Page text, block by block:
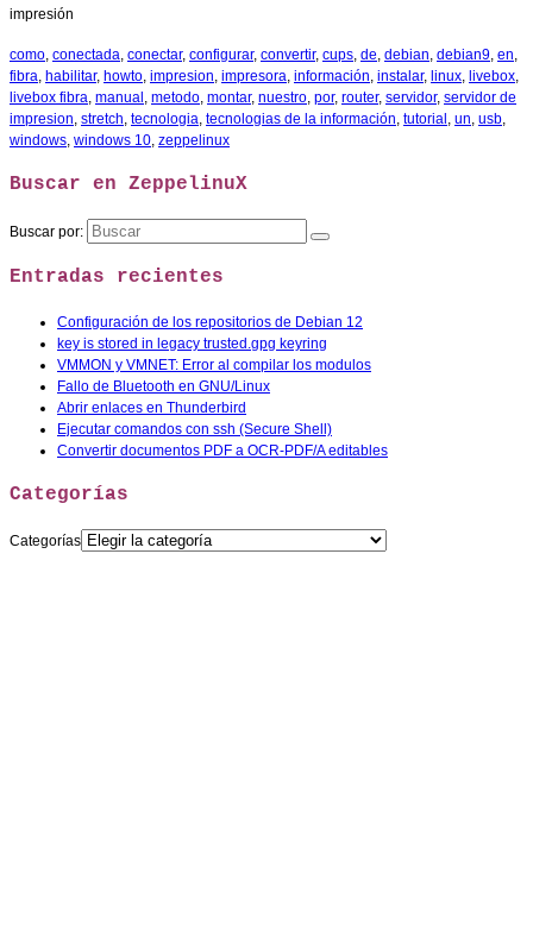
impresión
como, conectada, conectar, configurar, convertir, cups, de, debian, debian9, en,
fibra, habilitar, howto, impresion, impresora, información, instalar, linux, livebox,
livebox fibra, manual , metodo, montar, nuestro, por, router, servidor, servidor de
impresion, stretch, tecnologia, tecnologias de la información, tutorial , un, usb,
windows, windows 10, zeppelinux
Buscar en ZeppelinuX
Buscar por:
Entradas recientes
Configuración de los repositorios de Debian 12
key is stored in legacy trusted.gpg keyring
VMMON y VMNET: Error al compilar los modulos
Fallo de Bluetooth en GNU/Linux
Abrir enlaces en Thunderbird
Ejecutar comandos con ssh (Secure Shell)
Convertir documentos PDF a OCR-PDF/A editables
Categorías
Categorías